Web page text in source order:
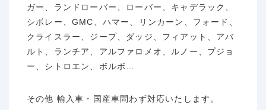
ガー、ランドローバー、ローバー、キャデラック、
シボレー、GMC、ハマー、リンカーン、フォード、
クライスラー、ジープ、ダッジ、フィアット、アバ
ルト、ランチア、アルファロメオ、ルノー、プジョ
ー、シトロエン、ボルボ…
その他 輸入車・国産車問わず対応いたします。